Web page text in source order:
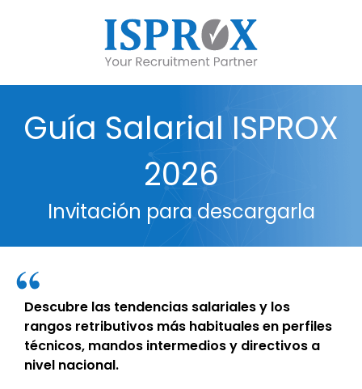
Guía Salarial ISPROX
2026
Invitación para descargarla
Descubre las tendencias salariales y los
rangos retributivos más habituales en perfiles
técnicos, mandos intermedios y directivos a
nivel nacional.